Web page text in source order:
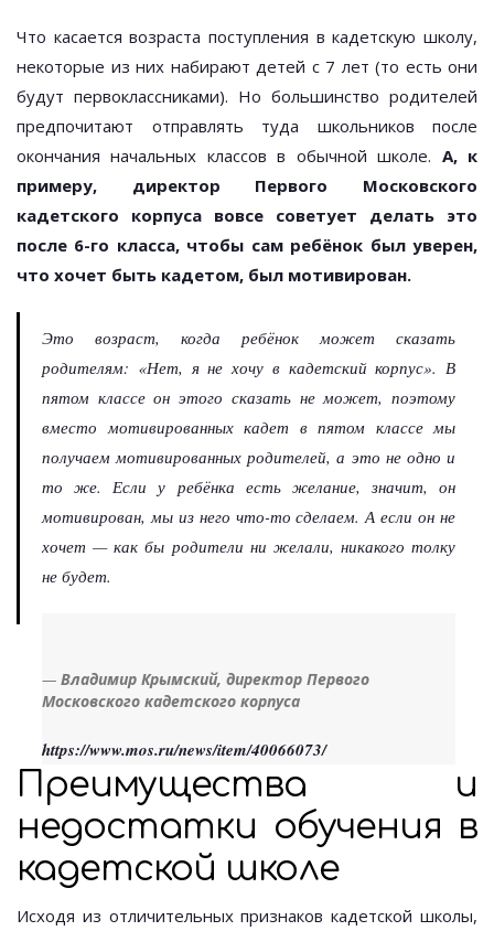
Что касается возраста поступления в кадетскую школу,
некоторые из них набирают детей с 7 лет (то есть они
будут первоклассниками). Но большинство родителей
предпочитают отправлять туда школьников после
окончания начальных классов в обычной школе. А, к
примеру, директор Первого Московского
кадетского корпуса вовсе советует делать это
после 6-го класса, чтобы сам ребёнок был уверен,
что хочет быть кадетом, был мотивирован.
Это возраст, когда ребёнок может сказать
родителям: «Нет, я не хочу в кадетский корпус». В
пятом классе он этого сказать не может, поэтому
вместо мотивированных кадет в пятом классе мы
получаем мотивированных родителей, а это не одно и
то же. Если у ребёнка есть желание, значит, он
мотивирован, мы из него что-то сделаем. А если он не
хочет — как бы родители ни желали, никакого толку
не будет.
Владимир Крымский, директор Первого
Московского кадетского корпуса
https://www.mos.ru/news/item/40066073/
Преимущества и
недостатки обучения в
кадетской школе
Исходя из отличительных признаков кадетской школы,